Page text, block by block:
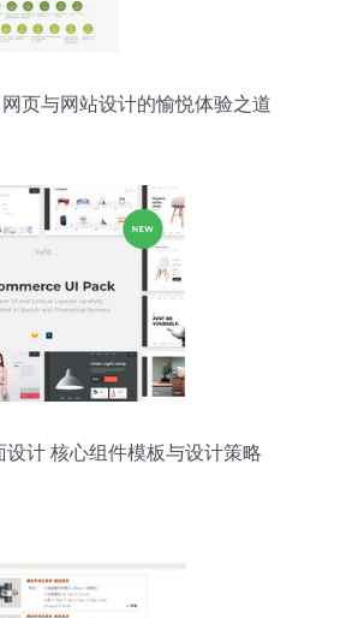
页与网站设计的愉悦体验之道
设计 核心组件模板与设计策略